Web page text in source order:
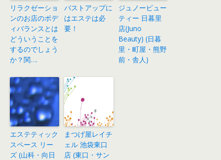
リラクゼーショ
ンのお店のボデ
ィバランスとは
どういうことを
するのでしょう
か？関….
バストアップに
はエステは必
要！
ジュノービュー
ティー 日暮里
店(Juno
Beauty) (日暮
里・町屋・熊野
前・舎人)
エステティック
スペース リー
ズ (山科・向日
まつげ屋レイチ
ェル 池袋東口
店 (東口・サン